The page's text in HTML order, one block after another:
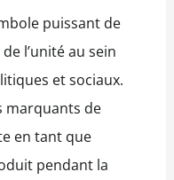
puissant de
l’unité au sein
et sociaux.
marquants de
en tant que
pendant la